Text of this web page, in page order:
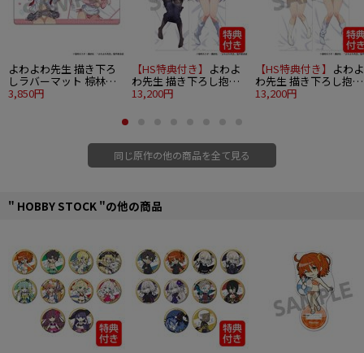
よわよわ先生 描き下ろ
しラバーマット 椋林瑞
希
3,850円
【HS特典付き】 よわよ
わ先生 描き下ろし抱き
枕カバー 鶸村ひより
13,200円
【HS特典付き】 よわよ
わ先生 描き下ろし抱き
枕カバー 椋林瑞希
13,200円
同じ原作の他の商品を全て見る
" HOBBY STOCK "の他の商品